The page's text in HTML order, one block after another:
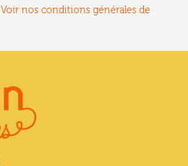
Voir nos conditions générales de